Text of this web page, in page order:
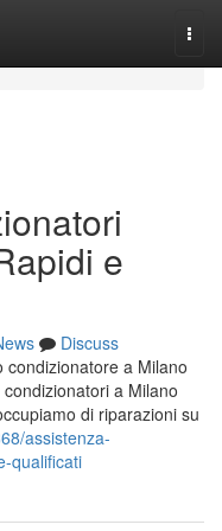
e
Discuss
condizionatore a Milano
a Milano
di riparazioni su
assistenza-
qualificati